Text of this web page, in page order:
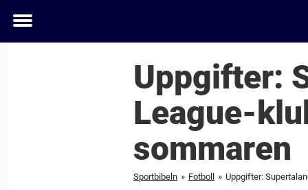
Toggle
Uppgifter:
League-
sommaren
Sportbibeln » Fotboll » Uppgifter: